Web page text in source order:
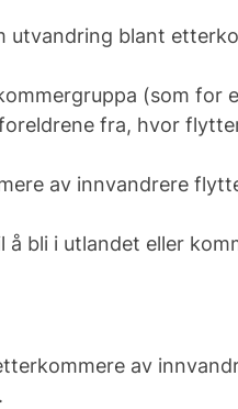
utvandring blant
(som for
fra, hvor
av innvandrere
bli i utlandet eller
av